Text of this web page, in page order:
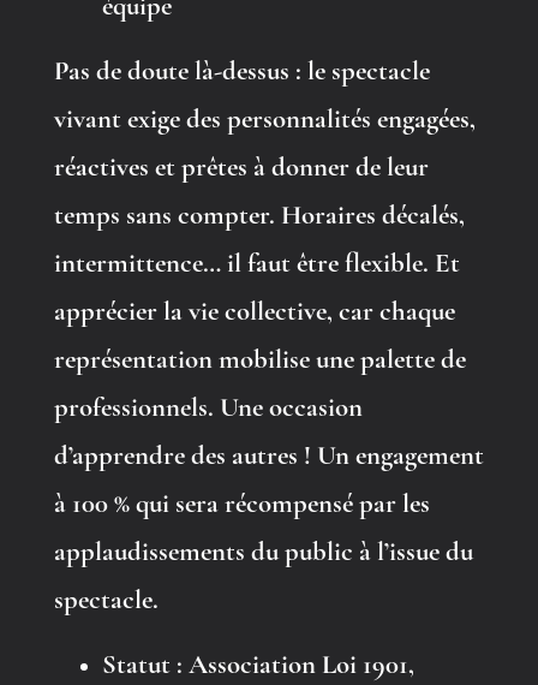
équipe
Pas de doute là-dessus : le spectacle
vivant exige des personnalités engagées,
réactives et prêtes à donner de leur
temps sans compter. Horaires décalés,
intermittence… il faut être flexible. Et
apprécier la vie collective, car chaque
représentation mobilise une palette de
professionnels. Une occasion
d’apprendre des autres ! Un engagement
à 100 % qui sera récompensé par les
applaudissements du public à l’issue du
spectacle.
Statut : Association Loi 1901,